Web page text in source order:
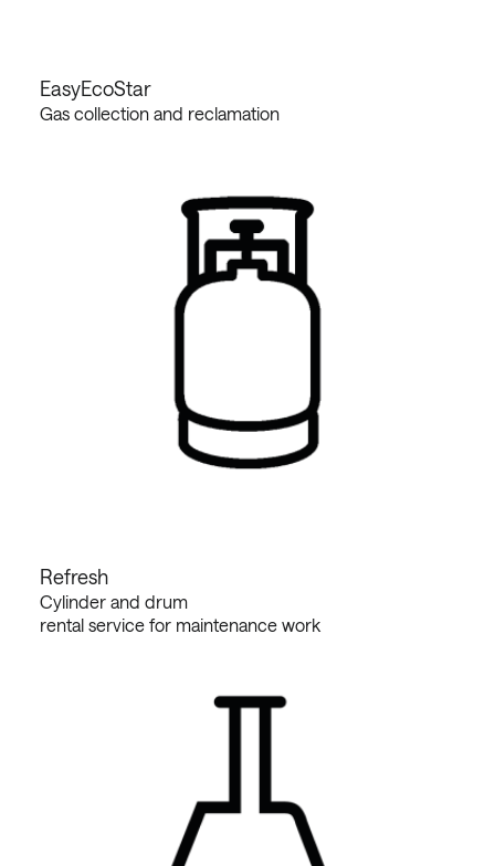
EasyEcoStar
Gas collection and reclamation
Refresh
Cylinder and drum
rental service for maintenance work